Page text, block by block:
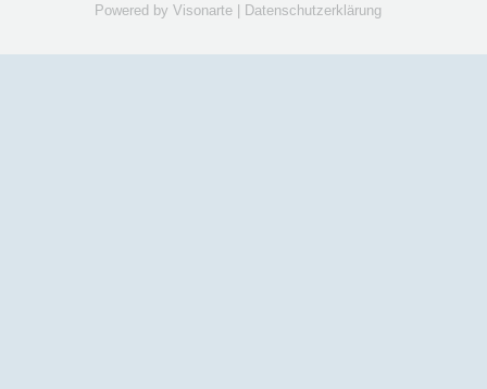
Powered by Visonarte Datenschutzerklärung